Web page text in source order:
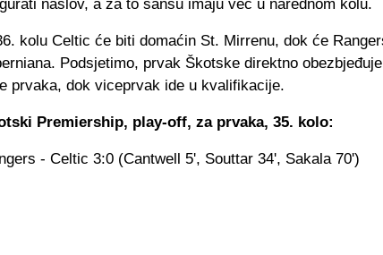
naslov, a za to šansu imaju već u narednom kolu.
kolu Celtic će biti domaćin St. Mirrenu, dok će
Podsjetimo, prvak Škotske direktno
prvaka, dok viceprvak ide u kvalifikacije.
Premiership, play-off, za prvaka, 35. kolo:
- Celtic 3:0 (Cantwell 5', Souttar 34', Sakala 70')